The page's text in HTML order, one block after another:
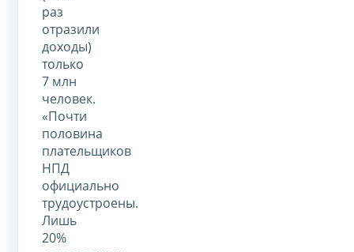
раз
отразили
доходы)
только
7 млн
человек.
«Почти
половина
плательщиков
НПД
официально
трудоустроены.
Лишь
20%